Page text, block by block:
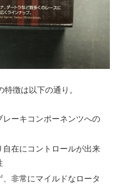
徴は以下の通り。
ーキコンポーネンツへの
自在にコントロールが出来
非常にマイルドなロータ